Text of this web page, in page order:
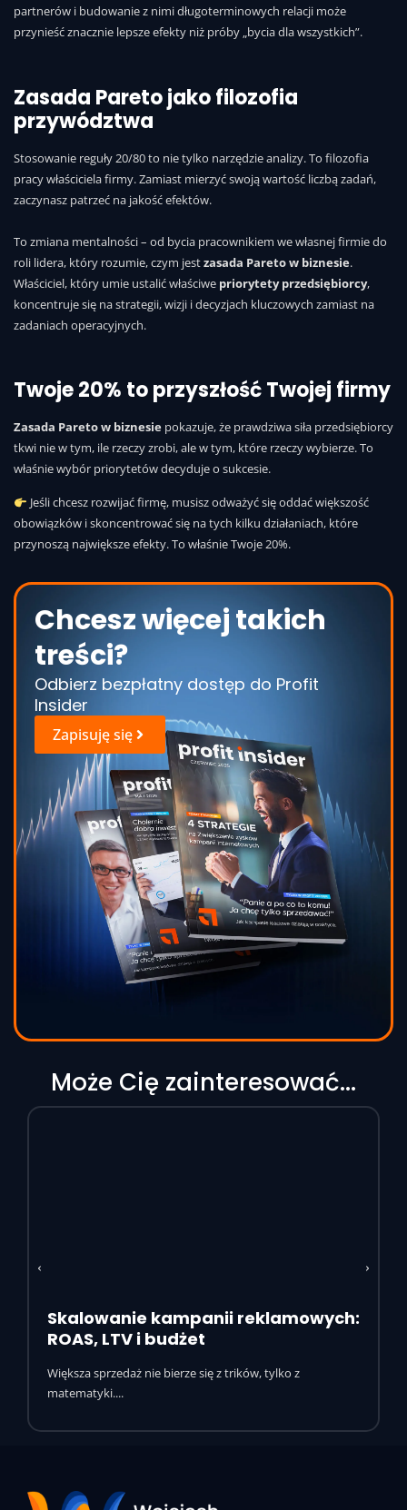
partnerów i budowanie z nimi długoterminowych relacji może
przynieść znacznie lepsze efekty niż próby „bycia dla wszystkich”.
Zasada Pareto jako filozofia
przywództwa
Stosowanie reguły 20/80 to nie tylko narzędzie analizy. To filozofia
pracy właściciela firmy. Zamiast mierzyć swoją wartość liczbą zadań,
zaczynasz patrzeć na jakość efektów.
To zmiana mentalności – od bycia pracownikiem we własnej firmie do
roli lidera, który rozumie, czym jestzasada Pareto w biznesie.
Właściciel, który umie ustalić właściwe priorytety przedsiębiorcy,
koncentruje się na strategii, wizji i decyzjach kluczowych zamiast na
zadaniach operacyjnych.
Twoje 20% to przyszłość Twojej firmy
Zasada Pareto w biznesie pokazuje, że prawdziwa siła przedsiębiorcy
tkwi nie w tym, ile rzeczy zrobi, ale w tym, które rzeczy wybierze. To
właśnie wybór priorytetów decyduje o sukcesie.
Jeśli chcesz rozwijać firmę, musisz odważyć się oddać większość
obowiązków i skoncentrować się na tych kilku działaniach, które
przynoszą największe efekty. To właśnie Twoje 20%.
Chcesz więcej takich
treści?
Odbierz bezpłatny dostęp do Profit
Insider
Zapisuję się
Może Cię zainteresować...
Skalowanie kampanii reklamowych:
ROAS, LTV i budżet
Większa sprzedaż nie bierze się z trików, tylko z
matematyki....